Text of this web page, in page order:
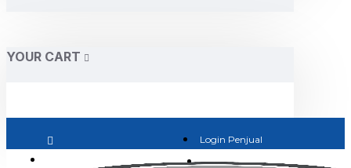
YOUR CART
Login Penjual
Jadi Penjual